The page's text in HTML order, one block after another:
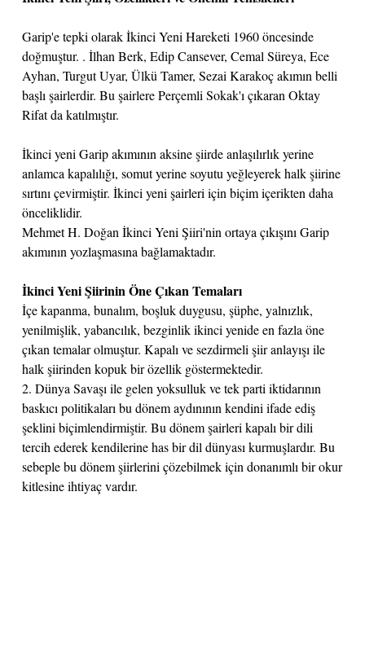
Garip'e tepki olarak İkinci Yeni Hareketi 1960 öncesinde
doğmuştur. . İlhan Berk, Edip Cansever, Cemal Süreya, Ece
Ayhan, Turgut Uyar, Ülkü Tamer, Sezai Karakoç akımın belli
başlı şairlerdir. Bu şairlere Perçemli Sokak'ı çıkaran Oktay
Rifat da katılmıştır.
İkinci yeni Garip akımının aksine şiirde anlaşılırlık yerine
anlamca kapalılığı, somut yerine soyutu yeğleyerek halk şiirine
sırtını çevirmiştir. İkinci yeni şairleri için biçim içerikten daha
önceliklidir.
Mehmet H. Doğan İkinci Yeni Şiiri'nin ortaya çıkışını Garip
akımının yozlaşmasına bağlamaktadır.
İkinci Yeni Şiirinin Öne Çıkan Temaları
İçe kapanma, bunalım, boşluk duygusu, şüphe, yalnızlık,
yenilmişlik, yabancılık, bezginlik ikinci yenide en fazla öne
çıkan temalar olmuştur. Kapalı ve sezdirmeli şiir anlayışı ile
halk şiirinden kopuk bir özellik göstermektedir.
2. Dünya Savaşı ile gelen yoksulluk ve tek parti iktidarının
baskıcı politikaları bu dönem aydınının kendini ifade ediş
şeklini biçimlendirmiştir. Bu dönem şairleri kapalı bir dili
tercih ederek kendilerine has bir dil dünyası kurmuşlardır. Bu
sebeple bu dönem şiirlerini çözebilmek için donanımlı bir okur
kitlesine ihtiyaç vardır.